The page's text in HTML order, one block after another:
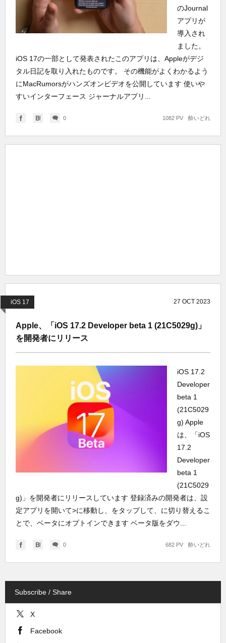
のJournal
アプリが
導入され
ました。
iOS 17の一部として発表されたこのアプリは、Appleがデジ
タル日記を取り入れたものです。 その機能がよくわかるよう
にMacRumorsがハンズオンビデオを公開しています 使いや
すいインターフェース ジャーナルアプリ...
0 酔いどれ
1082 PV
iOS 17 27 OCT 2023
Apple、「iOS 17.2 Developer beta 1 (21C5029g)」
を開発者にリリース
iOS 17.2
Developer
beta 1
(21C5029
g) Apple
は、「iOS
17.2
Developer
beta 1
(21C5029
g)」を開発者にリリースしています 登録済みの開発者は、設
定アプリを開いて>に移動し、をタップして、に切り替えるこ
とで、ベータにオプトインできます ベータ版をダウ...
0 酔いどれ
682 PV
Subscribe / Share
X
Facebook